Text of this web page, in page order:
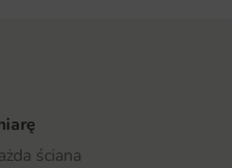
ściana